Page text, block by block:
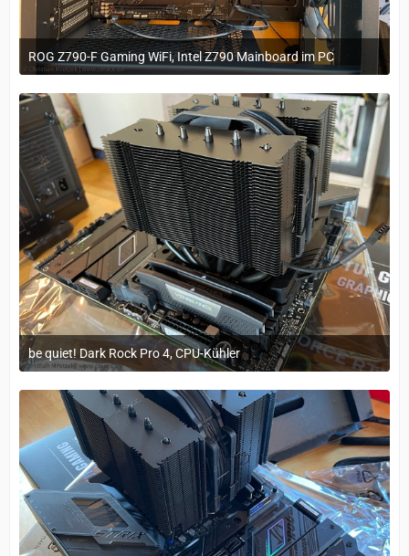
ROG Z790-F Gaming WiFi, Intel Z790 Mainboard im PC
29. März 2023 um 11:20
be quiet! Dark Rock Pro 4, CPU-Kühler
29. März 2023 um 11:20